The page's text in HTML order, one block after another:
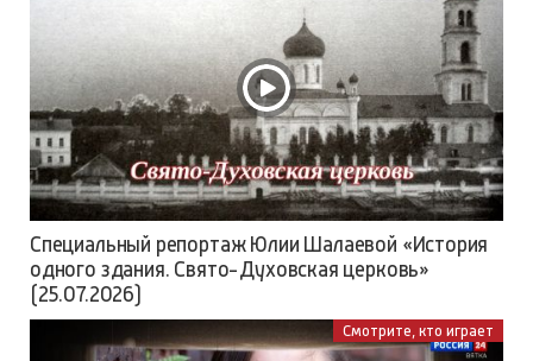
Специальный репортаж Юлии Шалаевой «История
одного здания. Свято-Духовская церковь»
(25.07.2026)
Смотрите, кто играет